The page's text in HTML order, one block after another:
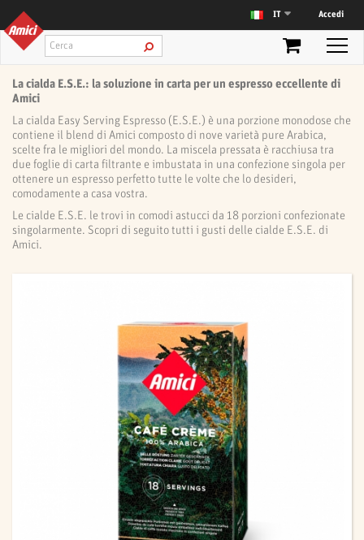
IT Accedi
La cialda E.S.E.: la soluzione in carta per un espresso eccellente di
Amici
La cialda Easy Serving Espresso (E.S.E.) è una porzione monodose che
contiene il blend di Amici composto di nove varietà pure Arabica,
scelte fra le migliori del mondo. La miscela pressata è racchiusa tra
due foglie di carta filtrante e imbustata in una confezione singola per
ottenere un espresso perfetto tutte le volte che lo desideri,
comodamente a casa vostra.
Le cialde E.S.E. le trovi in comodi astucci da 18 porzioni confezionate
singolarmente. Scopri di seguito tutti i gusti delle cialde E.S.E. di
Amici.